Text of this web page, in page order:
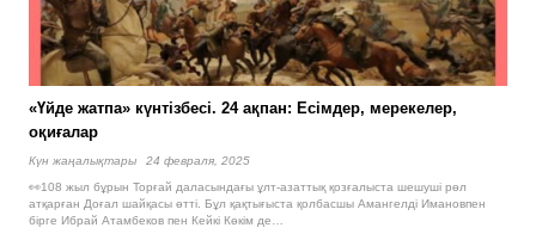
«Үйде жатпа» күнтізбесі. 24 ақпан: Есімдер, мерекелер,
оқиғалар
Күн жаңалықтары
24 февраля, 2025
👀108 жыл бұрын Торғай даласындағы ұлт-азаттық қозғалыста шешуші рөл
атқарған Доғал шайқасы өтті. Бұл қақтығыста қолбасшы Амангелді Имановпен
бірге Ибрай Атамбеков пен Кейкі Көкім де…